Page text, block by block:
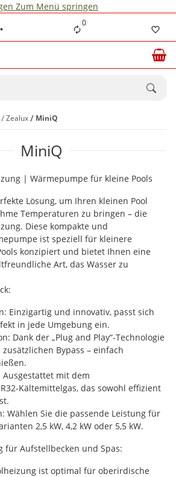
Zum Menü springen
0
Zealux MiniQ
MiniQ
| Wärmepumpe für kleine Pools
Lösung, um Ihren kleinen Pool
Temperaturen zu bringen – die
Diese kompakte und
ist speziell für kleinere
konzipiert und bietet Ihnen eine
Art, das Wasser zu
Einzigartig und innovativ, passt sich
in jede Umgebung ein.
Dank der „Plug and Play“-Technologie
Bypass – einfach
mit dem
Kältemittelgas, das sowohl effizient
Wählen Sie die passende Leistung für
2,5 kW, 4,2 kW oder 5,5 kW.
für Aufstellbecken und Spas:
ist optimal für oberirdische